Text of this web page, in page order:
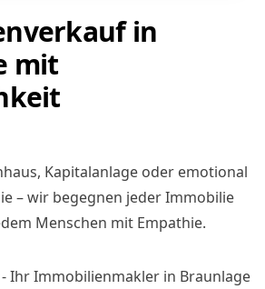
in
mit
Kapitalanlage oder emotional
– wir begegnen jeder Immobilie
Menschen mit Empathie.
- Ihr Immobilienmakler in Braunlage